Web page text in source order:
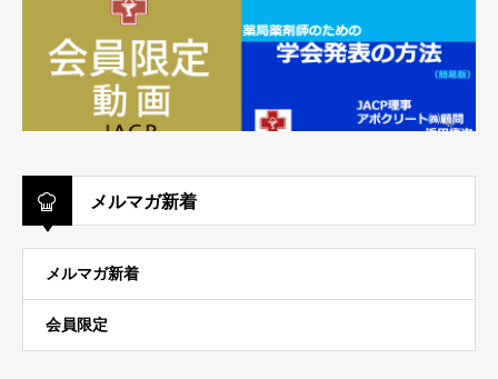
メルマガ新着
メルマガ新着
会員限定